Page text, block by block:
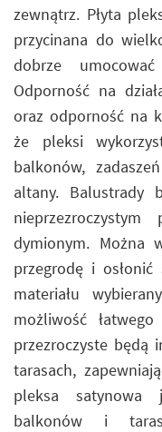
zewnątrz. Płyta
przycinana do
dobrze
Odporność na
oraz odporność na
że pleksi
balkonów,
altany. Balustrady
dymionym. Można
przegrodę i
materiału
możliwość
przezroczyste będą
tarasach,
pleksa satynowa
balkonów i